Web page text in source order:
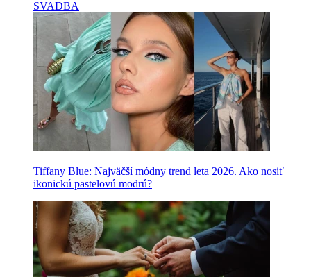
SVADBA
Tiffany Blue: Najväčší módny trend leta 2026. Ako nosiť
ikonickú pastelovú modrú?